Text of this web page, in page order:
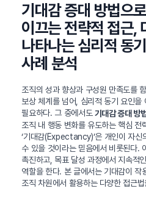
기대감 증대 방법으
이끄는 전략적 접근,
나타나는 심리적 동
사례 분석
조직의 성과 향상과 구성원 만족도를
보상 체계를 넘어, 심리적 동기 요인을
필요하다. 그 중에서도 기대감 증대 방
조직 내 행동 변화를 유도하는 핵심 전
‘기대감(Expectancy)’은 개인이 자신
수 있을 것이라는 믿음에서 비롯된다.
촉진하고, 목표 달성 과정에서 지속적
역할을 한다. 본 글에서는 기대감이 작
조직 차원에서 활용하는 다양한 접근